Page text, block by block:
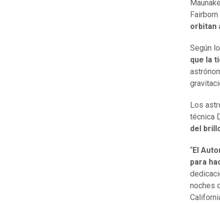
orbitan
Según
que la
Los
técnica
del
“El
para
noches